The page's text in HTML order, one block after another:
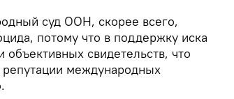
суд ООН, скорее всего,
потому что в поддержку иска
свидетельств, что
международных